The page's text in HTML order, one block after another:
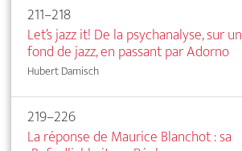
211–218
Let’s jazz it! De la psychanalyse, sur un
fond de jazz, en passant par Adorno
Hubert Damisch
219–226
La réponse de Maurice Blanchot : sa